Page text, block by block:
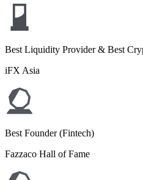
Best Liquidity Provider & Best
iFX Asia
Best Founder (Fintech)
Fazzaco Hall of Fame